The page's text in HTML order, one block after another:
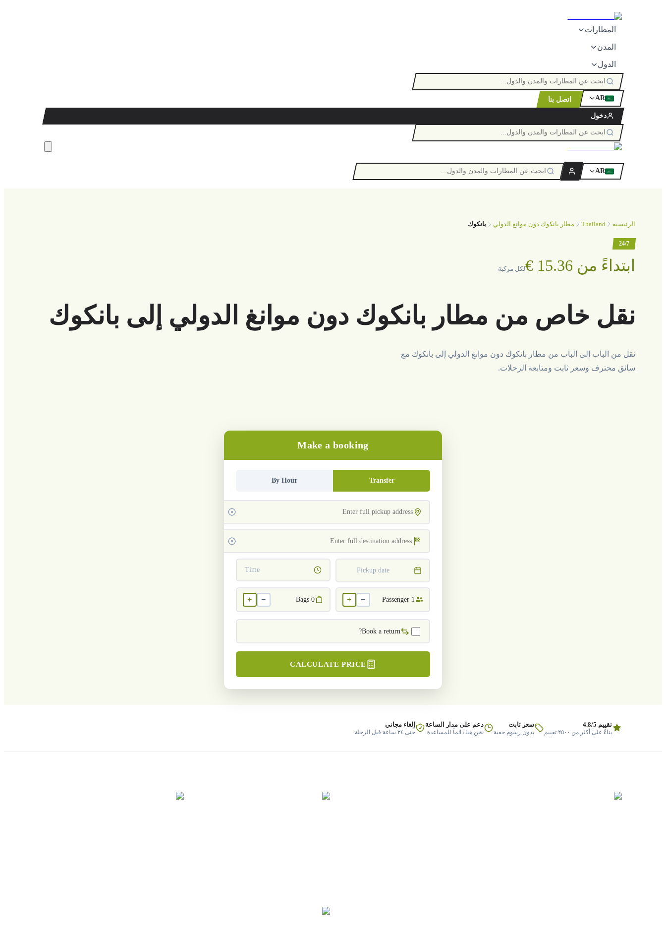
المطارات
المدن
الدول
ٱللَّٰه AR اتصل بنا
دخول
ٱللَّٰه AR
الرئيسية Thailand مطار بانكوك دون موانغ الدولي بانكوك
24/7
ابتداءً من ‏15.36 € لكل مركبة
نقل خاص من مطار بانكوك دون موانغ الدولي إلى بانكوك
نقل من الباب إلى الباب من مطار بانكوك دون موانغ الدولي إلى بانكوك مع
سائق محترف وسعر ثابت ومتابعة الرحلات.
Make a booking
Transfer
By Hour
Pickup date
Time
1
Passenger
−
+
0
Bags
−
+
Book a return?
CALCULATE PRICE
تقييم 4.8/5
بناءً على أكثر من ٢٥٠٠ تقييم
سعر ثابت
بدون رسوم خفية
دعم على مدار الساعة
نحن هنا دائماً للمساعدة
إلغاء مجاني
حتى ٢٤ ساعة قبل الرحلة